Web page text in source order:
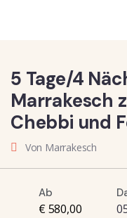
5 Tage/4
Marrakesch
Chebbi und
Von Marrakesch
Ab
€ 580,00